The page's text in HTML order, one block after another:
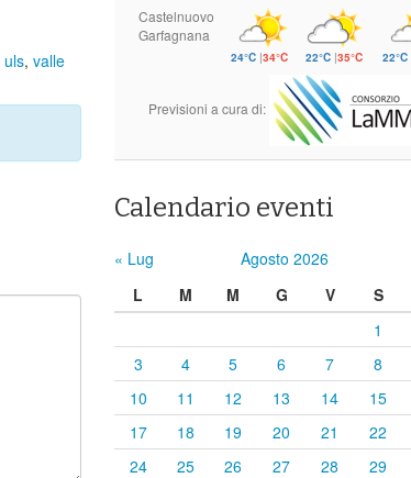
uls, valle
Castelnuovo
Garfagnana
24°C |34°C 22°C |35°C 22°C
Previsioni a cura di:
Calendario eventi
« Lug Agosto 2026
L
M M G V S
1
3
4 5 6 7 8
10
11 12 13 14 15
17
18 19 20 21 22
24
25 26 27 28 29